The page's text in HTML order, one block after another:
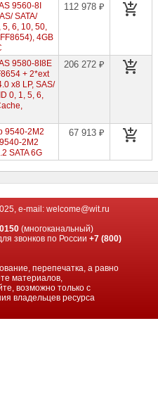
9560-8I
SATA/
5, 6, 10, 50,
4GB
112 978 ₽
9580-8I8E
+ 2*ext
x8 LP, SAS/
0, 1, 5, 6,
206 272 ₽
9540-2M2
2M2
SATA 6G
67 913 ₽
e-mail: welcome@wit.ru
(многоканальный)
звонков по России+7 (800)
перепечатка, а равно
материалов,
возможно только с
владельцев ресурса